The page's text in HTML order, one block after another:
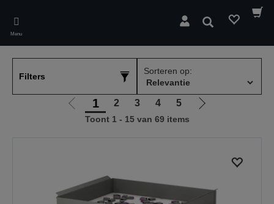
main
content
Menu
Zoeken
Filters
Sorteren op:
Ga
naar
1 2 3 4 5
Ga
Toont 1 - 15 van 69 items